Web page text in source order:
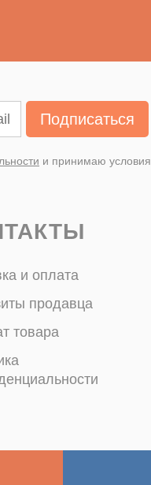
Подписаться
и принимаю условия
и оплата
продавца
товара